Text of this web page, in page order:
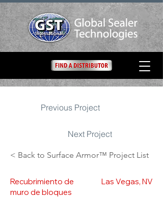
Previous Project
Next Project
< Back to Surface Armor™ Project List
Recubrimiento de
muro de bloques
Las Vegas, NV